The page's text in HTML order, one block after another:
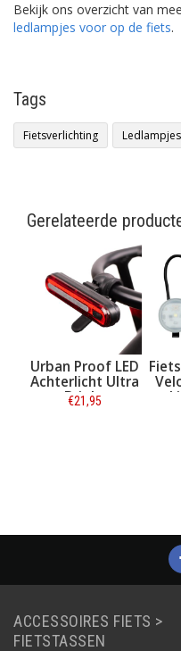
Bekijk ons overzicht van
ledlampjes voor op de fiets.
Tags
Fietsverlichting Ledlampjes
Gerelateerde
LED
Ultra
Fietsverlichting
Velo Led Bike
Light Set
ACCESSOIRES FIETS >
FIETSTASSEN